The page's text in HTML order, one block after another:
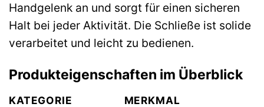
Handgelenk an und sorgt für einen sicheren
Halt bei jeder Aktivität. Die Schließe ist solide
verarbeitet und leicht zu bedienen.
Produkteigenschaften im Überblick
KATEGORIE MERKMAL